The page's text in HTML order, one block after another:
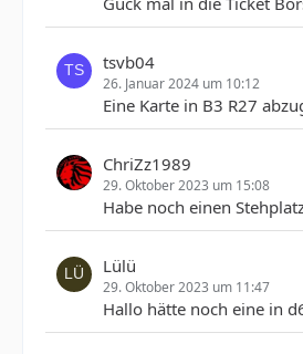
tsvb04
26. Januar 2024 um 10:12
Eine Karte in B3 R27
ChriZz1989
29. Oktober 2023 um 15:08
Habe noch einen
Lülü
29. Oktober 2023 um 11:47
Hallo hätte noch eine in